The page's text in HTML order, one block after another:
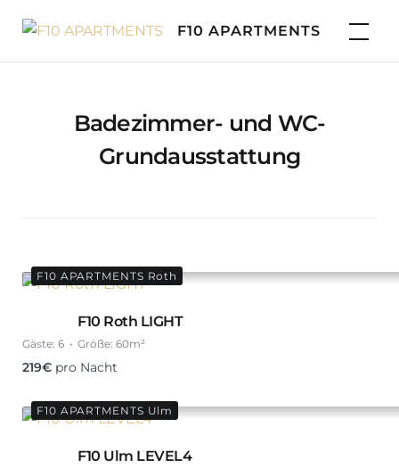
F10 APARTMENTS
Badezimmer- und WC-
Grundausstattung
F10 APARTMENTS Roth
F10 Roth LIGHT
Gäste: 6 Größe: 60m²
219€ pro Nacht
F10 APARTMENTS Ulm
F10 Ulm LEVEL4